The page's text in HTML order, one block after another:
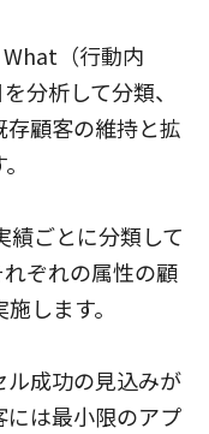
（行動内
分析して分類、
存顧客の維持と拡
績ごとに分類して
ぞれの属性の顧
します。
成功の見込みが
は最小限のアプ